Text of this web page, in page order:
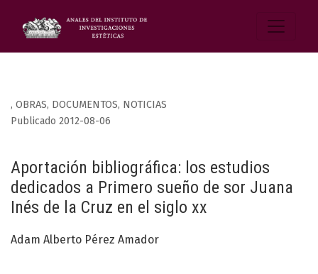
, OBRAS, DOCUMENTOS, NOTICIAS
Aportación bibliográfica: los estudios
dedicados a Primero sueño de sor Juana
Inés de la Cruz en el siglo xx
Publicado 2012-08-06
Adam Alberto Pérez Amador